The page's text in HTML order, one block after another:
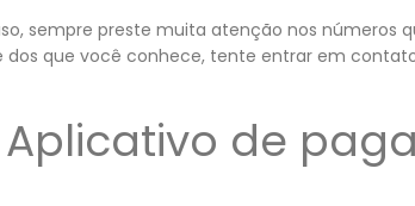
sempre preste muita atenção nos
dos que você conhece, tente entrar em
de